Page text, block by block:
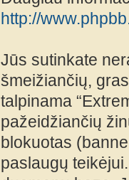
http://
Jūs sutinkate
šmeižiančių,
talpinama
pažeidžiančių
blokuotas
paslaugų